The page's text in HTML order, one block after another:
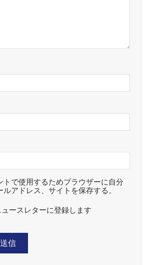
トで使用するためブラウザーに自分
ルアドレス、サイトを保存する。
ースレターに登録します